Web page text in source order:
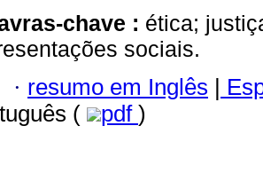
chave : ética;
sociais.
· resumo em Inglês |
(
pdf )